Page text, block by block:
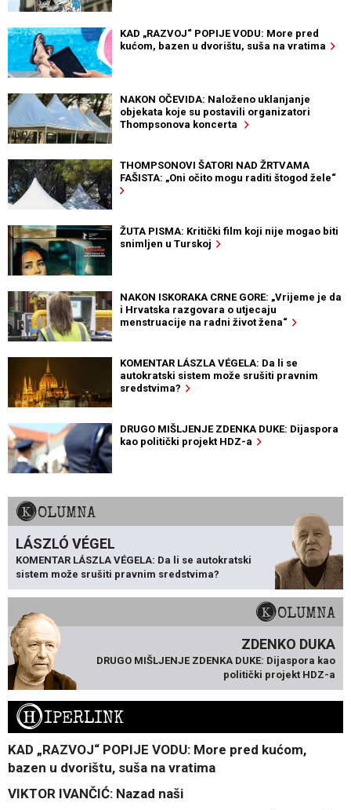
KAD „RAZVOJ“ POPIJE VODU: More pred
kućom, bazen u dvorištu, suša na vratima
NAKON OČEVIDA: Naloženo uklanjanje
objekata koje su postavili organizatori
Thompsonova koncerta
THOMPSONOVI ŠATORI NAD ŽRTVAMA
FAŠISTA: „Oni očito mogu raditi štogod žele“
ŽUTA PISMA: Kritički film koji nije mogao biti
snimljen u Turskoj
NAKON ISKORAKA CRNE GORE: „Vrijeme je da
i Hrvatska razgovara o utjecaju
menstruacije na radni život žena“
KOMENTAR LÁSZLA VÉGELA: Da li se
autokratski sistem može srušiti pravnim
sredstvima?
DRUGO MIŠLJENJE ZDENKA DUKE: Dijaspora
kao politički projekt HDZ-a
KOLUMNA
LÁSZLÓ VÉGEL
KOMENTAR LÁSZLA VÉGELA: Da li se autokratski
sistem može srušiti pravnim sredstvima?
KOLUMNA
ZDENKO DUKA
DRUGO MIŠLJENJE ZDENKA DUKE: Dijaspora kao
politički projekt HDZ-a
HIPERLINK
KAD „RAZVOJ“ POPIJE VODU: More pred kućom,
bazen u dvorištu, suša na vratima
VIKTOR IVANČIĆ: Nazad naši